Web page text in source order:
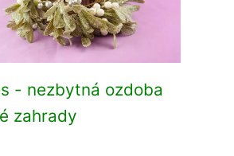
- nezbytná ozdoba
zahrady